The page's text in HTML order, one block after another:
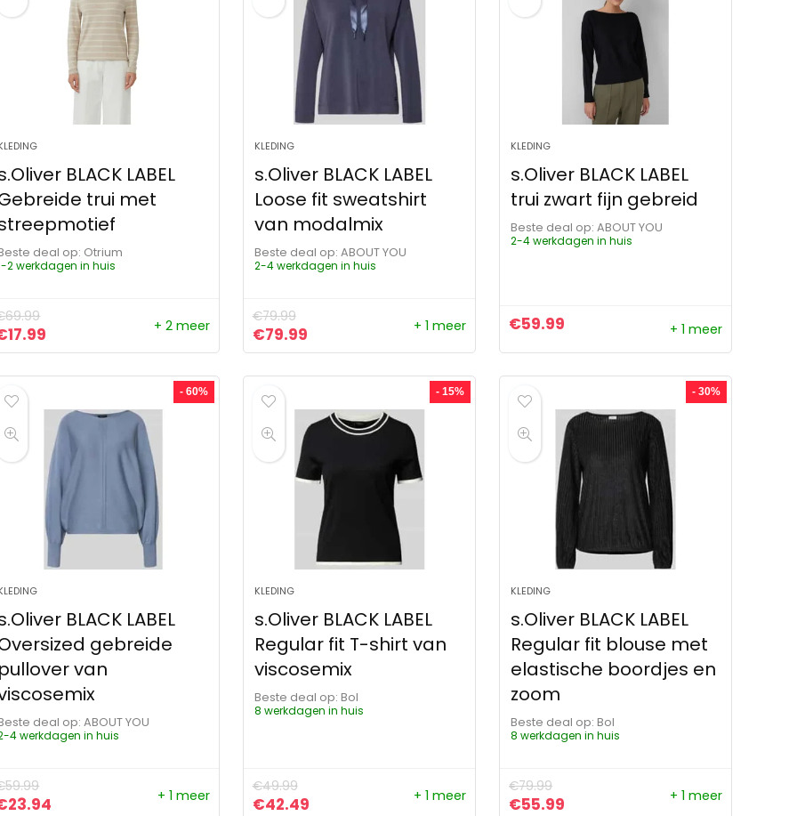
BLACK LABEL
trui met
deal op:
Otrium
2 werkdagen in huis
69.99
prijs was: €69.99.
17.99 Huidige prijs is: €17.99.
+ 2 meer
KLEDING
s.Oliver BLACK LABEL
Loose fit sweatshirt
van modalmix
Beste deal op:
ABOUT YOU
2-4 werkdagen in huis
€79.99
Oorspronkelijke prijs was: €79.99.
€79.99Huidige prijs is: €79.99.
+ 1 meer
KLEDING
s.Oliver BLACK LABEL
trui zwart fijn gebreid
Beste deal op:
ABOUT YOU
2-4 werkdagen in huis
€59.99 + 1 meer
- 60%
BLACK LABEL
gebreide
van
deal op:
ABOUT YOU
4 werkdagen in huis
59.99
prijs was: €59.99.
23.94 Huidige prijs is: €23.94.
+ 1 meer
- 15%
KLEDING
s.Oliver BLACK LABEL
Regular fit T-shirt van
viscosemix
Beste deal op:
Bol
8 werkdagen in huis
€49.99
Oorspronkelijke prijs was: €49.99.
€42.49Huidige prijs is: €42.49.
+ 1 meer
- 30%
KLEDING
s.Oliver BLACK LABEL
Regular fit blouse met
elastische boordjes en
zoom
Beste deal op:
Bol
8 werkdagen in huis
€79.99
Oorspronkelijke prijs was: €79.99.
€55.99 Huidige prijs is: €55.99.
+ 1 meer